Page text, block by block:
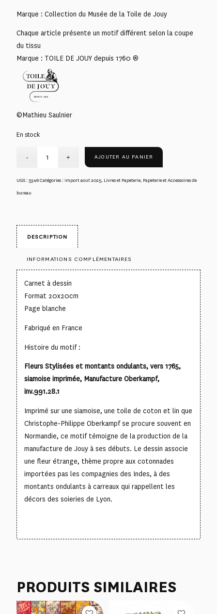
Marque : Collection du Musée de la Toile de Jouy
Chaque article présente un motif différent selon la coupe
du tissu
Marque : TOILE DE JOUY depuis 1760 ®
©Mathieu Saulnier
En stock
AJOUTER AU PANIER
UGS : 5346Catégories :import aout 2025, Livres et Papeterie, Papeterie et Accessoires de
bureau
DESCRIPTION
INFORMATIONS COMPLÉMENTAIRES
Carnet à dessin
Format 20x20cm
Page blanche
Fabriqué en France
Histoire du motif :
Fleurs Stylisées et montants ondulants, vers 1765,
siamoise imprimée, Manufacture Oberkampf,
inv.991.28.1
Imprimé sur une siamoise, une toile de coton et lin que
Christophe-Philippe Oberkampf se procure souvent en
Normandie, ce motif témoigne de la production de la
manufacture de Jouy à ses débuts. Le dessin associe
une fleur étrange, thème propre aux cotonnades
importées pas les compagnies des Indes, à des
montants ondulants à carreaux qui rappellent les
décors des soieries de Lyon.
PRODUITS SIMILAIRES